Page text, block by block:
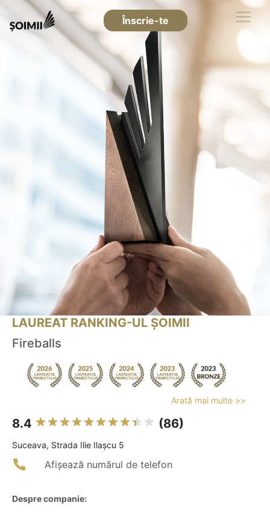
Înscrie-te
LAUREAT RANKING-UL ȘOIMII
Fireballs
Arată mai multe >>
8.4 (86)
Suceava, Strada Ilie Ilașcu 5
Afișează numărul de telefon
Despre companie: